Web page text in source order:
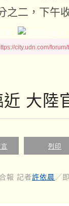
之二，下午
city.udn.com/
大陸
列印
報 記者許依晨╱